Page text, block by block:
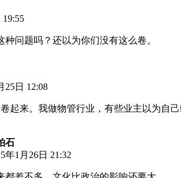
19:55
种问题吗？还以为你们没有这么卷。
25日 12:08
起来。我做物管行业，有些业主以为自
石
年1月26日 21:32